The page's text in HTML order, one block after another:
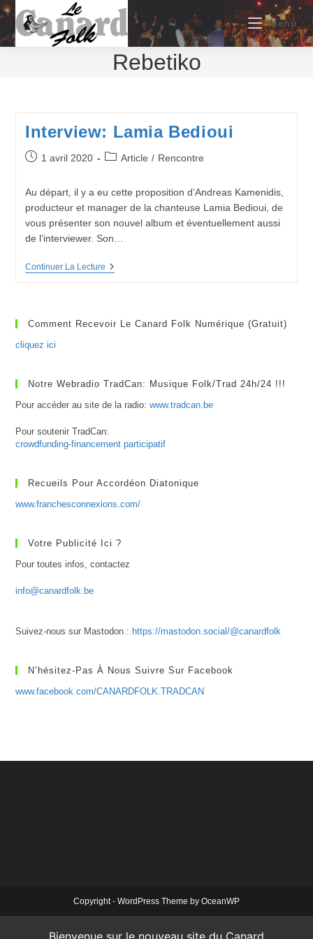
Skip
to
content
Menu
Rebetiko
Interview: Lamia Bedioui
Publication
1 avril 2020
PostArticle / Rencontre
Au départ, il y a eu cette proposition d’Andreas Kamenidis,
producteur et manager de la chanteuse Lamia Bedioui, de
vous présenter son nouvel album et éventuellement aussi
de l’interviewer. Son…
Continuer La LectureInterview:
Comment Recevoir Le Canard Folk Numérique (gratuit)
cliquez ici
Notre Webradio TradCan: Musique Folk/Trad 24h/24 !!!
Pour accéder au site de la radio:www.tradcan.be
Pour soutenir TradCan:
crowdfunding-financement participatif
Recueils Pour Accordéon Diatonique
www.franchesconnexions.com/
Votre Publicité Ici ?
Pour toutes infos, contactez
info@canardfolk.be
Suivez-nous sur Mastodon : https://mastodon.social/@canardfolk
N’hésitez-Pas À Nous Suivre Sur Facebook
www.facebook.com/CANARDFOLK.TRADCAN
Copyright - WordPress Theme by OceanWP
Bienvenue sur le nouveau site du Canard